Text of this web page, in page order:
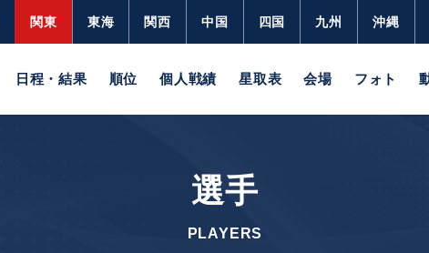
関東 東海 関西 中国 四国 九州 沖縄
日程・結果 順位 個人戦績 星取表 会場 フォト
選手
PLAYERS